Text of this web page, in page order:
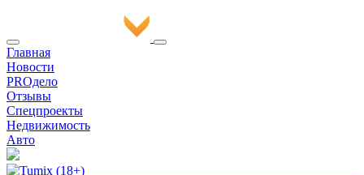
Главная
Новости
PROдело
Отзывы
Спецпроекты
Недвижимость
Авто